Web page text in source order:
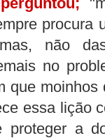
procura
não
no
que
essa lição
proteger a